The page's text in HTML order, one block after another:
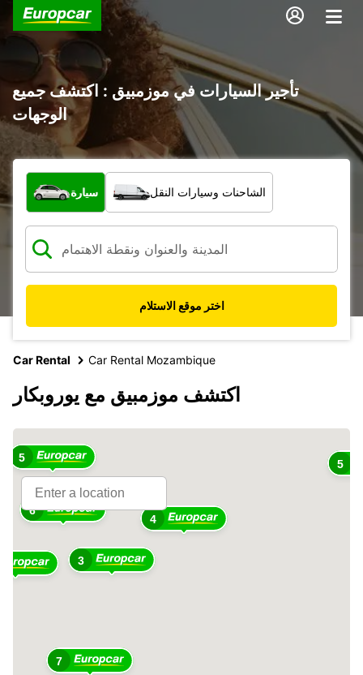
تأجير السيارات في موزمبيق : اكتشف جميع
الوجهات
ما نوع المركبة؟
سيارة الشاحنات وسيارات النقل
اختر موقع الاستلام
Car Rental Car Rental Mozambique
اكتشف موزمبيق مع يوروبكار
4
3
7
6
5 5